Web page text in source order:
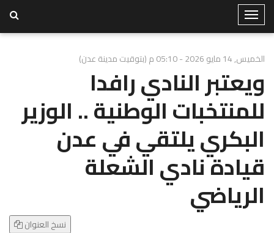
T
o
g
l
e
N
a
v
i
g
a
i
الخميس, 14 مايو 2026 - 05:10 م (بتوقيت مدينة عدن)
ويعتبر النادي رافدا
للمنتخبات الوطنية .. الوزير
البكري يلتقي في عدن
قيادة نادي الشعلة
الرياضي
نسخ العنوان